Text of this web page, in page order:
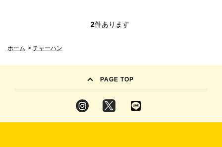
2件あります
ホーム > チャーハン
PAGE TOP